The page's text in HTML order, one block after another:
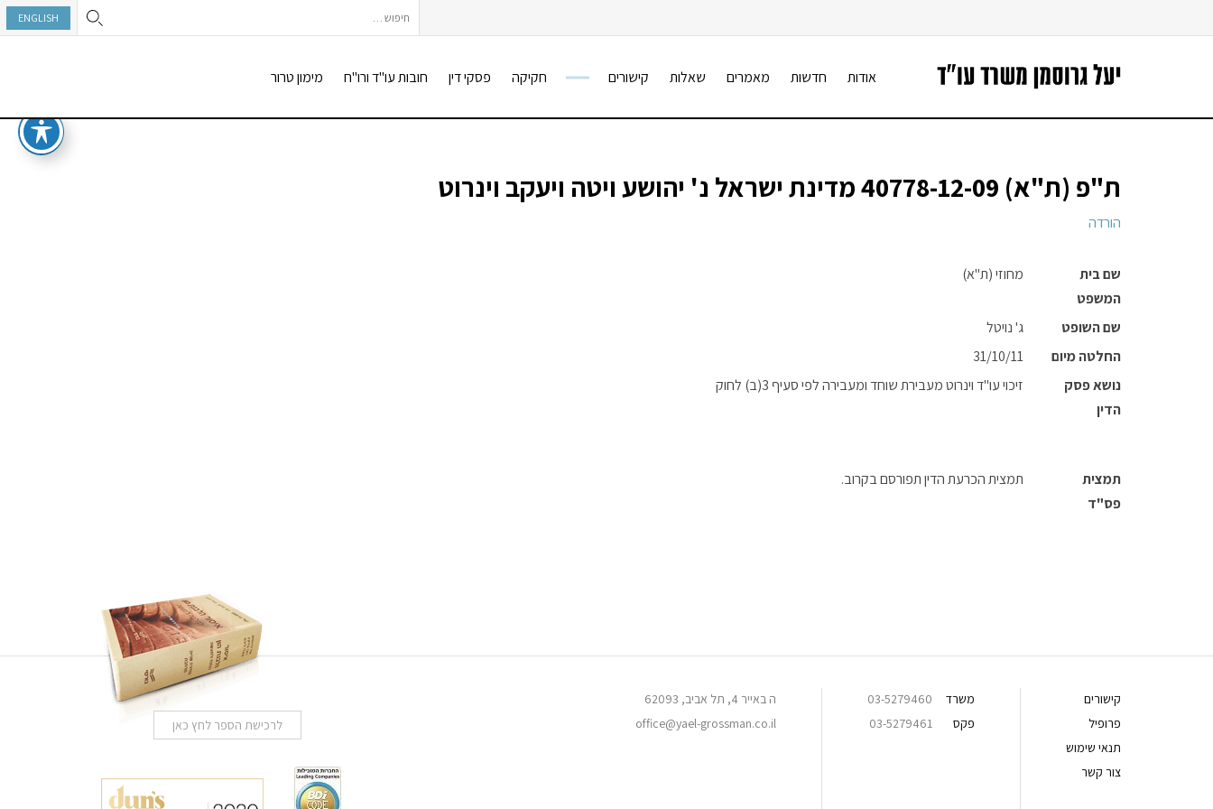
ENGLISH חיפוש:
אודות חדשות מאמרים שאלות קישורים חקיקה פסקי דין חובות עו"ד ורו"ח מימון טרור
ת"פ (ת"א) 40778-12-09 מדינת ישראל נ' יהושע ויטה ויעקב וינרוט
הורדה
שם בית
המשפט
מחוזי (ת"א)
שם השופט
ג' נויטל
החלטה מיום
31/10/11
נושא פסק
הדין
זיכוי עו"ד וינרוט מעבירת שוחד ומעבירה לפי סעיף 3(ב) לחוק
תמצית
פס"ד
תמצית הכרעת הדין תפורסם בקרוב.
קישורים
פרופיל
תנאי שימוש
צור קשר
משרד
03-5279460
פקס
ה באייר 4, תל אביב, 62093
office@yael-grossman.co.il
לרכישת הספר לחץ כאן